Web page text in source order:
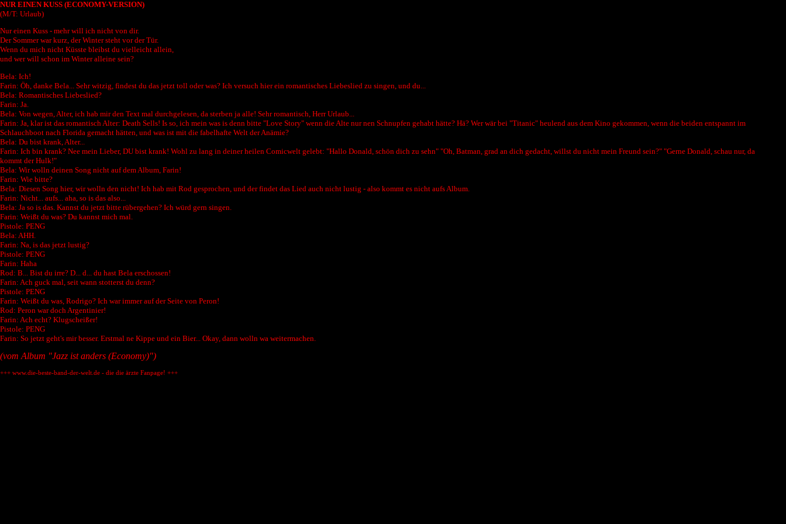
NUR EINEN KUSS (ECONOMY-VERSION)
(M/T: Urlaub)
Nur einen Kuss - mehr will ich nicht von dir.
Der Sommer war kurz, der Winter steht vor der Tür.
Wenn du mich nicht Küsste bleibst du vielleicht allein,
und wer will schon im Winter alleine sein?
Bela: Ich!
Farin: Öh, danke Bela... Sehr witzig, findest du das jetzt toll oder was? Ich versuch hier ein romantisches Liebeslied zu singen, und du...
Bela: Romantisches Liebeslied?
Farin: Ja.
Bela: Von wegen, Alter, ich hab mir den Text mal durchgelesen, da sterben ja alle! Sehr romantisch, Herr Urlaub...
Farin: Ja, klar ist das romantisch Alter: Death Sells! Is so, ich mein was is denn bitte "Love Story" wenn die Alte nur nen Schnupfen gehabt hätte? Hä? Wer wär bei "Titanic" heulend aus dem Kino gekommen, wenn die beiden entspannt im
Schlauchboot nach Florida gemacht hätten, und was ist mit die fabelhafte Welt der Anämie?
Bela: Du bist krank, Alter...
Farin: Ich bin krank? Nee mein Lieber, DU bist krank! Wohl zu lang in deiner heilen Comicwelt gelebt: "Hallo Donald, schön dich zu sehn" "Oh, Batman, grad an dich gedacht, willst du nicht mein Freund sein?" "Gerne Donald, schau nur, da
kommt der Hulk!"
Bela: Wir wolln deinen Song nicht auf dem Album, Farin!
Farin: Wie bitte?
Bela: Diesen Song hier, wir wolln den nicht! Ich hab mit Rod gesprochen, und der findet das Lied auch nicht lustig - also kommt es nicht aufs Album.
Farin: Nicht... aufs... aha, so is das also...
Bela: Ja so is das. Kannst du jetzt bitte rübergehen? Ich würd gern singen.
Farin: Weißt du was? Du kannst mich mal.
Pistole: PENG
Bela: AHH.
Farin: Na, is das jetzt lustig?
Pistole: PENG
Farin: Haha
Rod: B... Bist du irre? D... d... du hast Bela erschossen!
Farin: Ach guck mal, seit wann stotterst du denn?
Pistole: PENG
Farin: Weißt du was, Rodrigo? Ich war immer auf der Seite von Peron!
Rod: Peron war doch Argentinier!
Farin: Ach echt? Klugscheißer!
Pistole: PENG
Farin: So jetzt geht's mir besser. Erstmal ne Kippe und ein Bier... Okay, dann wolln wa weitermachen.
(vom Album "Jazz ist anders (Economy)")
+++ www.die-beste-band-der-welt.de - die die ärzte Fanpage! +++